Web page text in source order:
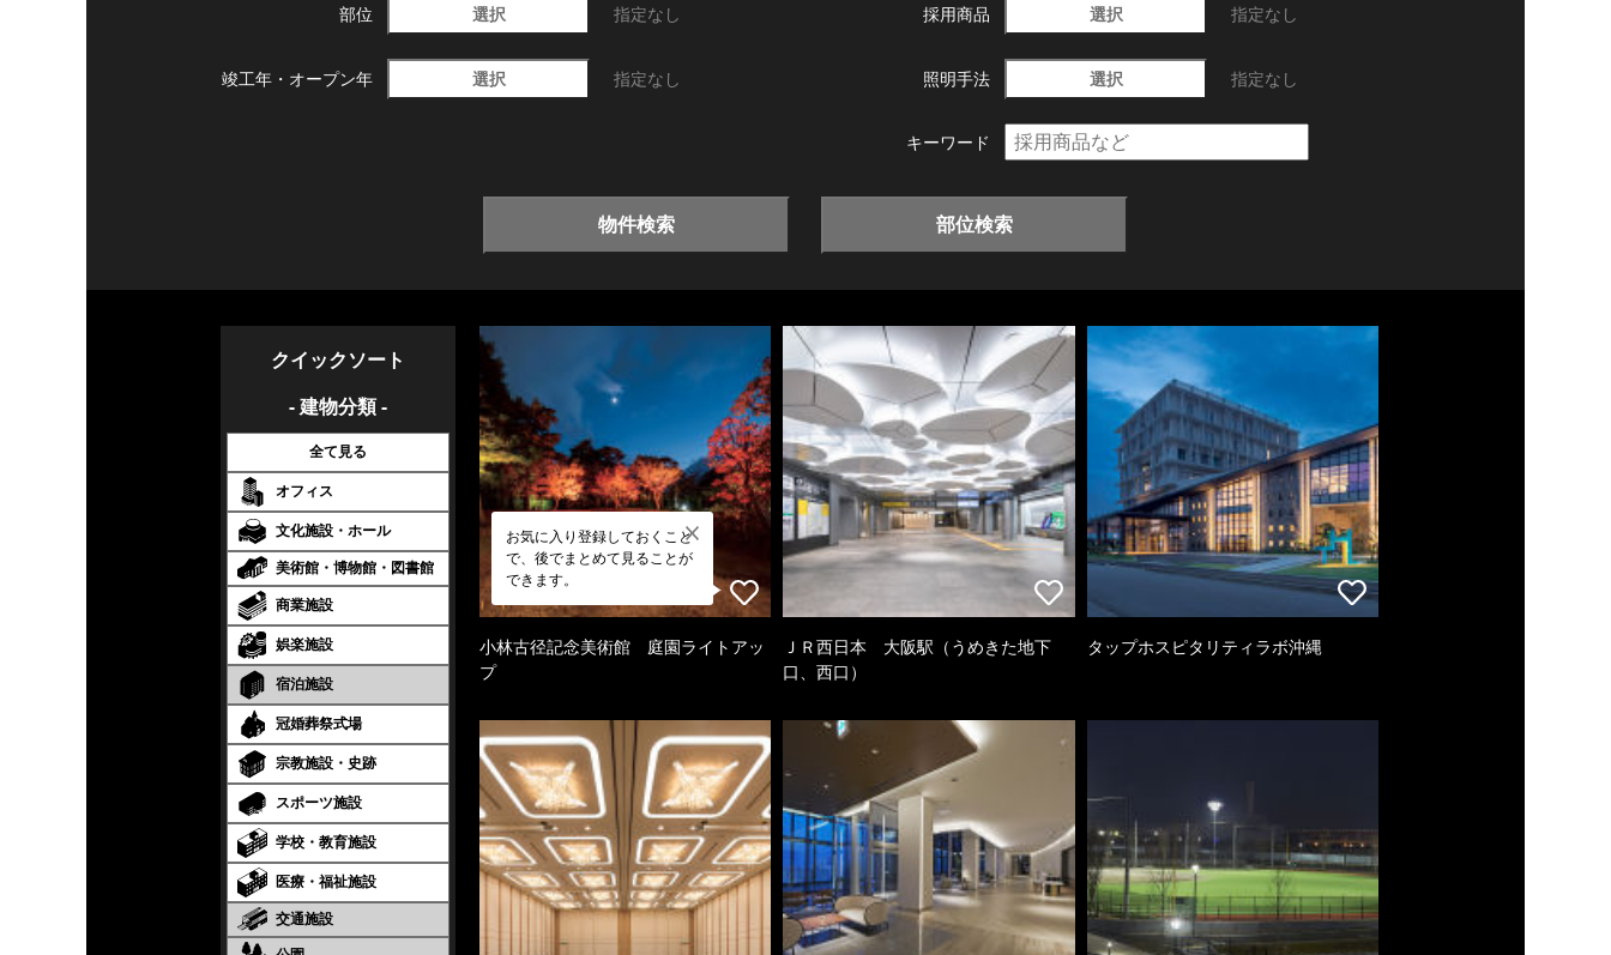
部位 選択 指定なし 採用商品 選択 指定なし
竣工年・ オープン年 選択 指定なし 照明手法 選択 指定なし
キーワード
物件検索 部位検索
クイックソート
- 建物分類 -
全て見る
オフィス
文化施設・ホール
美術館・博物館・図書館
商業施設
娯楽施設
宿泊施設
冠婚葬祭式場
宗教施設・史跡
スポーツ施設
学校・教育施設
医療・福祉施設
交通施設
お気に入り登録しておくこと
で、後でまとめて見ることが
できます。
小林古径記念美術館 庭園ライトアッ
プ
ＪＲ西日本 大阪駅（うめきた地下
口、西口）
タップホスピタリティラボ沖縄